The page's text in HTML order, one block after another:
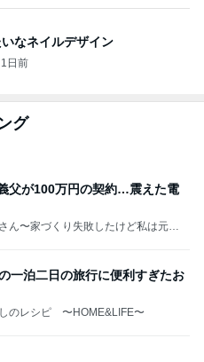
頭皮が気になるのって恥ずかし
ャンセル？こはぎが韓国に行き
！とマラソン購入品
た。
、がすぐ復活》めっちゃカンタ
トできるやり方！
のレシピ 〜HOME&LIFE〜